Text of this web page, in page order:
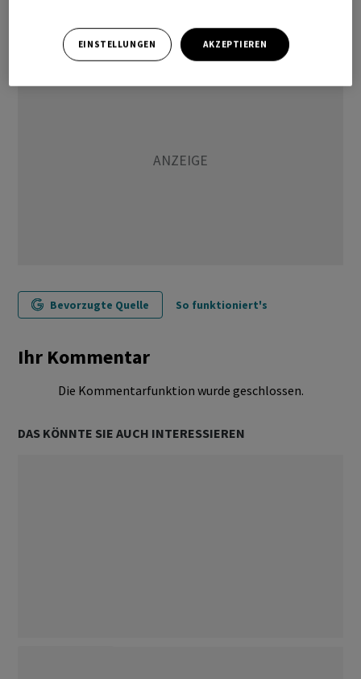
ausländischer Währungsdevisen verkauft./apo/DP/stk
Bevorzugte Quelle So funktioniert's
Ihr Kommentar
Die Kommentarfunktion wurde geschlossen.
DAS KÖNNTE SIE AUCH INTERESSIEREN
EINSTELLUNGEN AKZEPTIEREN